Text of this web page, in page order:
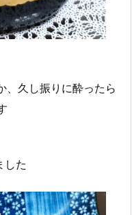
、久し振りに酔ったら
した